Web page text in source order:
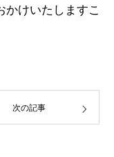
かけいたしますこ
次の記事